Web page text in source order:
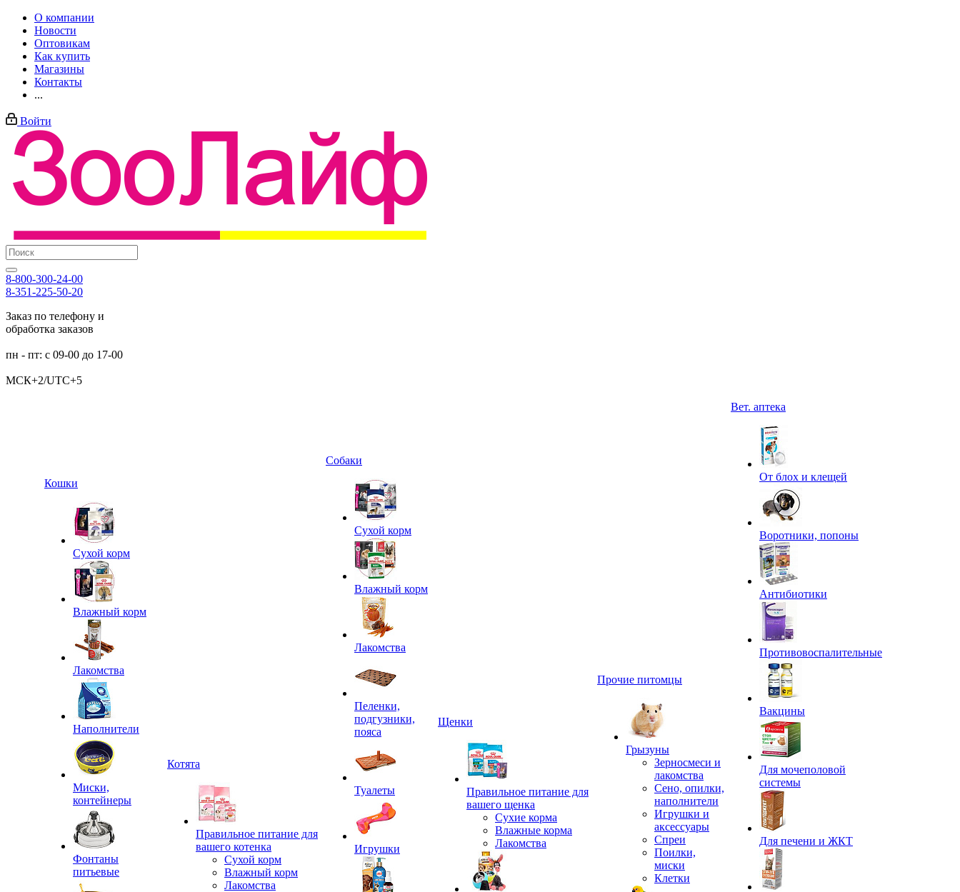
О компании
Новости
Оптовикам
Как купить
Магазины
Контакты
...
Войти
8-800-300-24-00
8-351-225-50-20
Заказ по телефону и
обработка заказов
пн - пт: с 09-00 до 17-00
МСК+2/UTC+5
Кошки
Сухой корм
Влажный корм
Лакомства
Наполнители
Миски,
контейнеры
Фонтаны
питьевые
Котята
Правильное питание для
вашего котенка
Сухой корм
Влажный корм
Лакомства
Собаки
Сухой корм
Влажный корм
Лакомства
Пеленки,
подгузники,
пояса
Туалеты
Игрушки
Щенки
Правильное питание для
вашего щенка
Сухие корма
Влажные корма
Лакомства
Прочие питомцы
Грызуны
Зерносмеси и
лакомства
Сено, опилки,
наполнители
Игрушки и
аксессуары
Спреи
Поилки,
миски
Клетки
Вет. аптека
От блох и клещей
Воротники, попоны
Антибиотики
Противовоспалительные
Вакцины
Для мочеполовой
системы
Для печени и ЖКТ